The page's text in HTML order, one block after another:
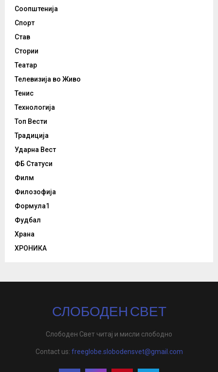
Соопштенија
Спорт
Став
Стории
Театар
Телевизија во Живо
Тенис
Технологија
Топ Вести
Традиција
Ударна Вест
ФБ Статуси
Филм
Филозофија
Формула1
Фудбал
Храна
ХРОНИКА
СЛОБОДЕН СВЕТ
Слободен Свет читај и мисли слободно
Contact us: freeglobe.slobodensvet@gmail.com